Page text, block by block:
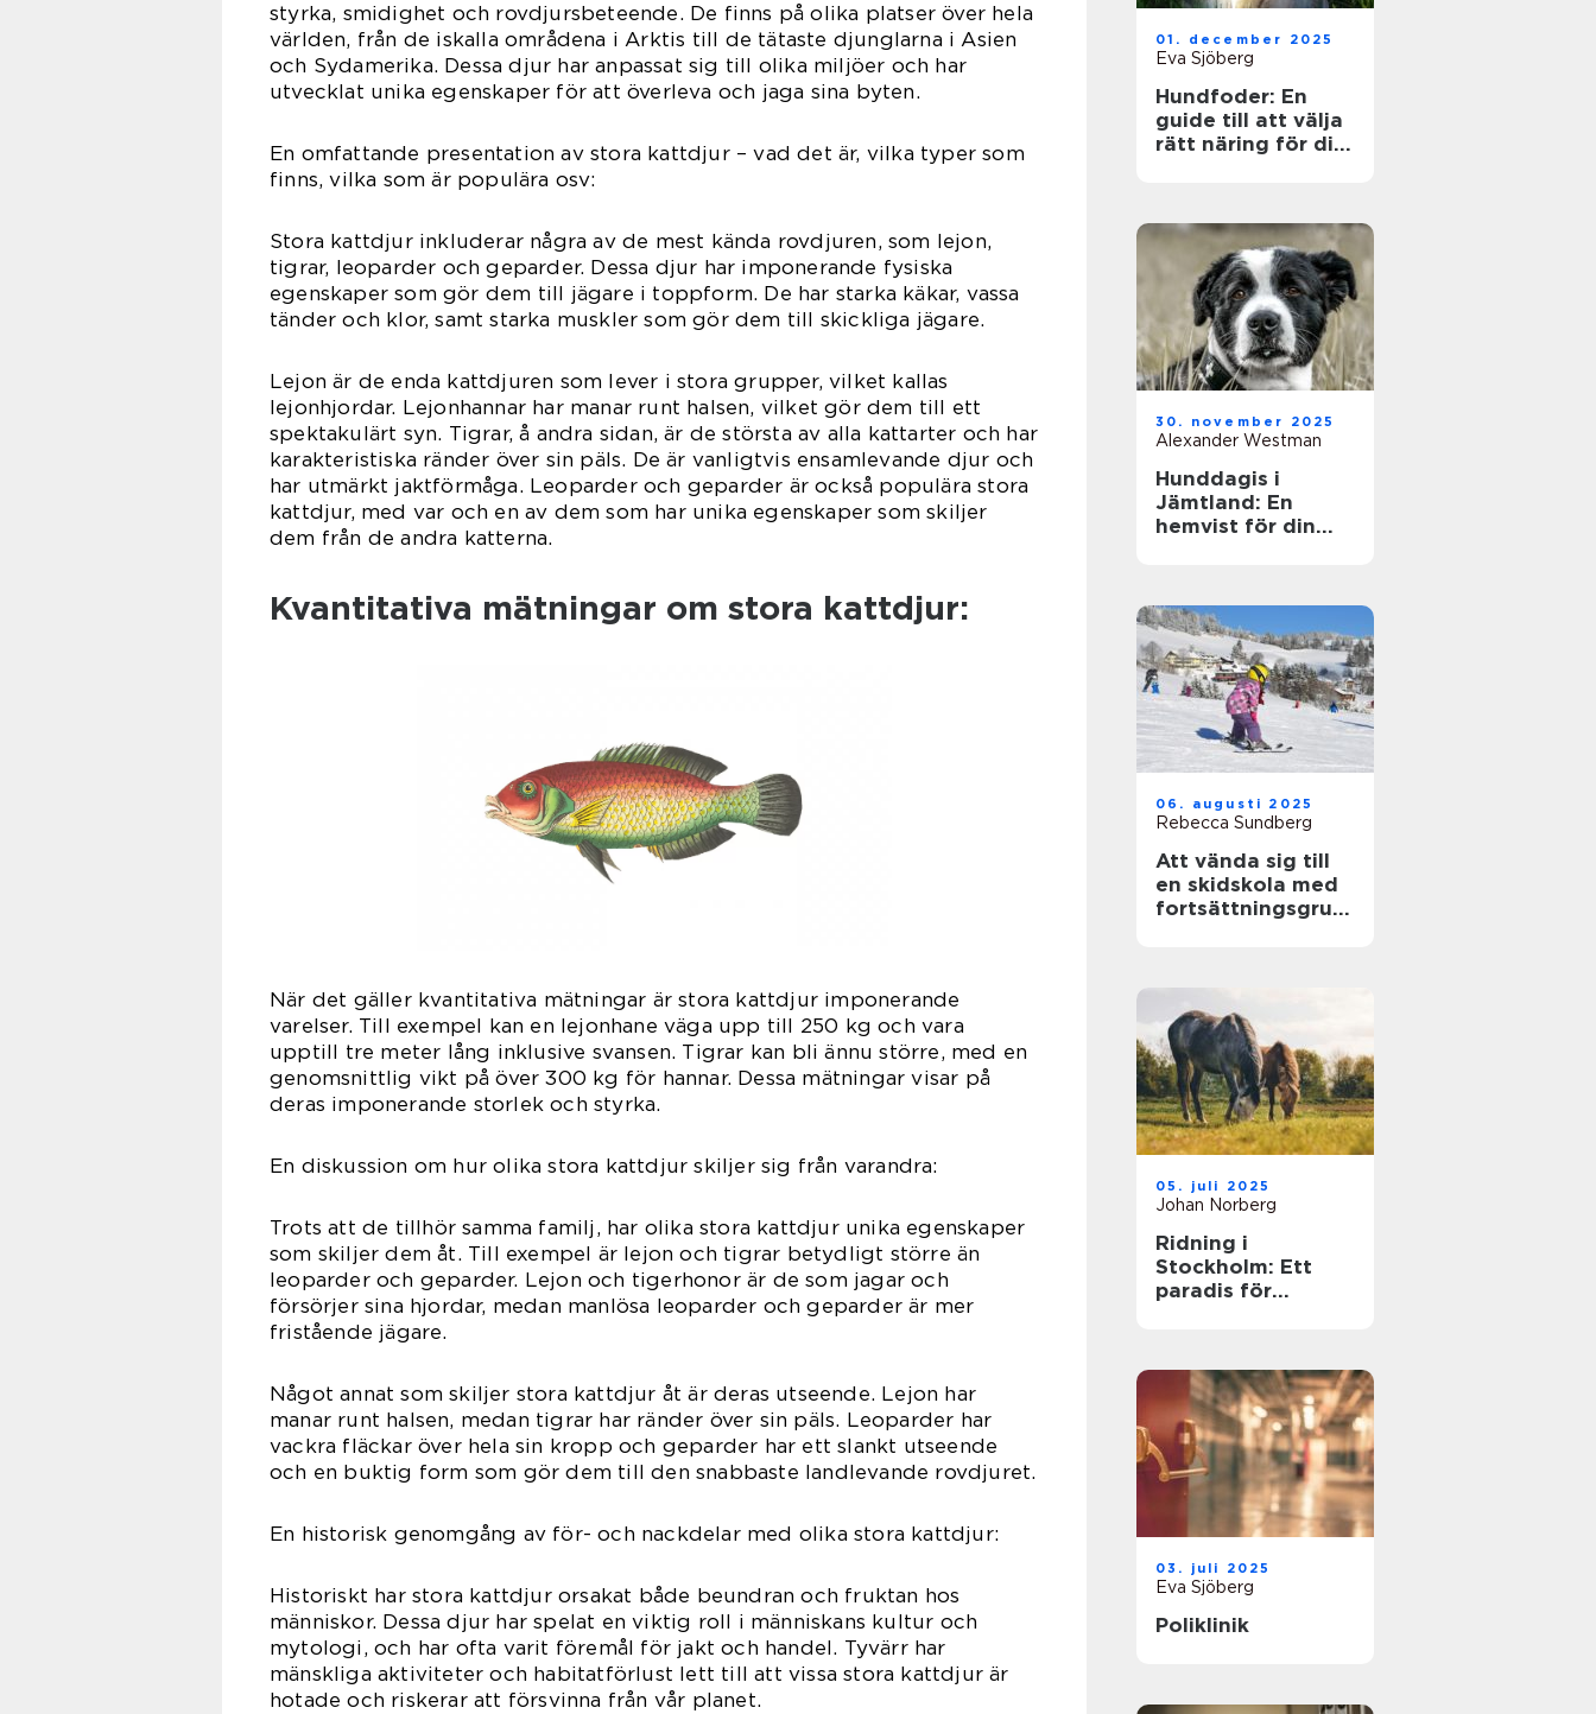
styrka, smidighet och rovdjursbeteende. De finns på olika platser över hela
världen, från de iskalla områdena i Arktis till de tätaste djunglarna i Asien
och Sydamerika. Dessa djur har anpassat sig till olika miljöer och har
utvecklat unika egenskaper för att överleva och jaga sina byten.
En omfattande presentation av stora kattdjur – vad det är, vilka typer som
finns, vilka som är populära osv:
Stora kattdjur inkluderar några av de mest kända rovdjuren, som lejon,
tigrar, leoparder och geparder. Dessa djur har imponerande fysiska
egenskaper som gör dem till jägare i toppform. De har starka käkar, vassa
tänder och klor, samt starka muskler som gör dem till skickliga jägare.
Lejon är de enda kattdjuren som lever i stora grupper, vilket kallas
lejonhjordar. Lejonhannar har manar runt halsen, vilket gör dem till ett
spektakulärt syn. Tigrar, å andra sidan, är de största av alla kattarter och har
karakteristiska ränder över sin päls. De är vanligtvis ensamlevande djur och
har utmärkt jaktförmåga. Leoparder och geparder är också populära stora
kattdjur, med var och en av dem som har unika egenskaper som skiljer
dem från de andra katterna.
Kvantitativa mätningar om stora kattdjur:
När det gäller kvantitativa mätningar är stora kattdjur imponerande
varelser. Till exempel kan en lejonhane väga upp till 250 kg och vara
upptill tre meter lång inklusive svansen. Tigrar kan bli ännu större, med en
genomsnittlig vikt på över 300 kg för hannar. Dessa mätningar visar på
deras imponerande storlek och styrka.
En diskussion om hur olika stora kattdjur skiljer sig från varandra:
Trots att de tillhör samma familj, har olika stora kattdjur unika egenskaper
som skiljer dem åt. Till exempel är lejon och tigrar betydligt större än
leoparder och geparder. Lejon och tigerhonor är de som jagar och
försörjer sina hjordar, medan manlösa leoparder och geparder är mer
fristående jägare.
Något annat som skiljer stora kattdjur åt är deras utseende. Lejon har
manar runt halsen, medan tigrar har ränder över sin päls. Leoparder har
vackra fläckar över hela sin kropp och geparder har ett slankt utseende
och en buktig form som gör dem till den snabbaste landlevande rovdjuret.
En historisk genomgång av för- och nackdelar med olika stora kattdjur:
Historiskt har stora kattdjur orsakat både beundran och fruktan hos
människor. Dessa djur har spelat en viktig roll i människans kultur och
mytologi, och har ofta varit föremål för jakt och handel. Tyvärr har
mänskliga aktiviteter och habitatförlust lett till att vissa stora kattdjur är
hotade och riskerar att försvinna från vår planet.
01. december 2025
Eva Sjöberg
Hundfoder: En
guide till att välja
rätt näring för din
30. november 2025
Alexander Westman
Hunddagis i
Jämtland: En
hemvist för din
06. augusti 2025
Rebecca Sundberg
Att vända sig till
en skidskola med
fortsättningsgrup
05. juli 2025
Johan Norberg
Ridning i
Stockholm: Ett
paradis för
03. juli 2025
Eva Sjöberg
Poliklinik